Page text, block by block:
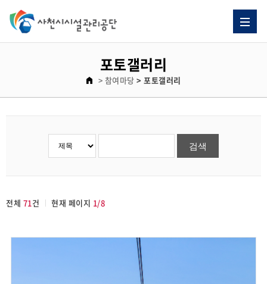
포토갤러리
> 참여마당 > 포토갤러리
전체 71건 현재 페이지 1/8